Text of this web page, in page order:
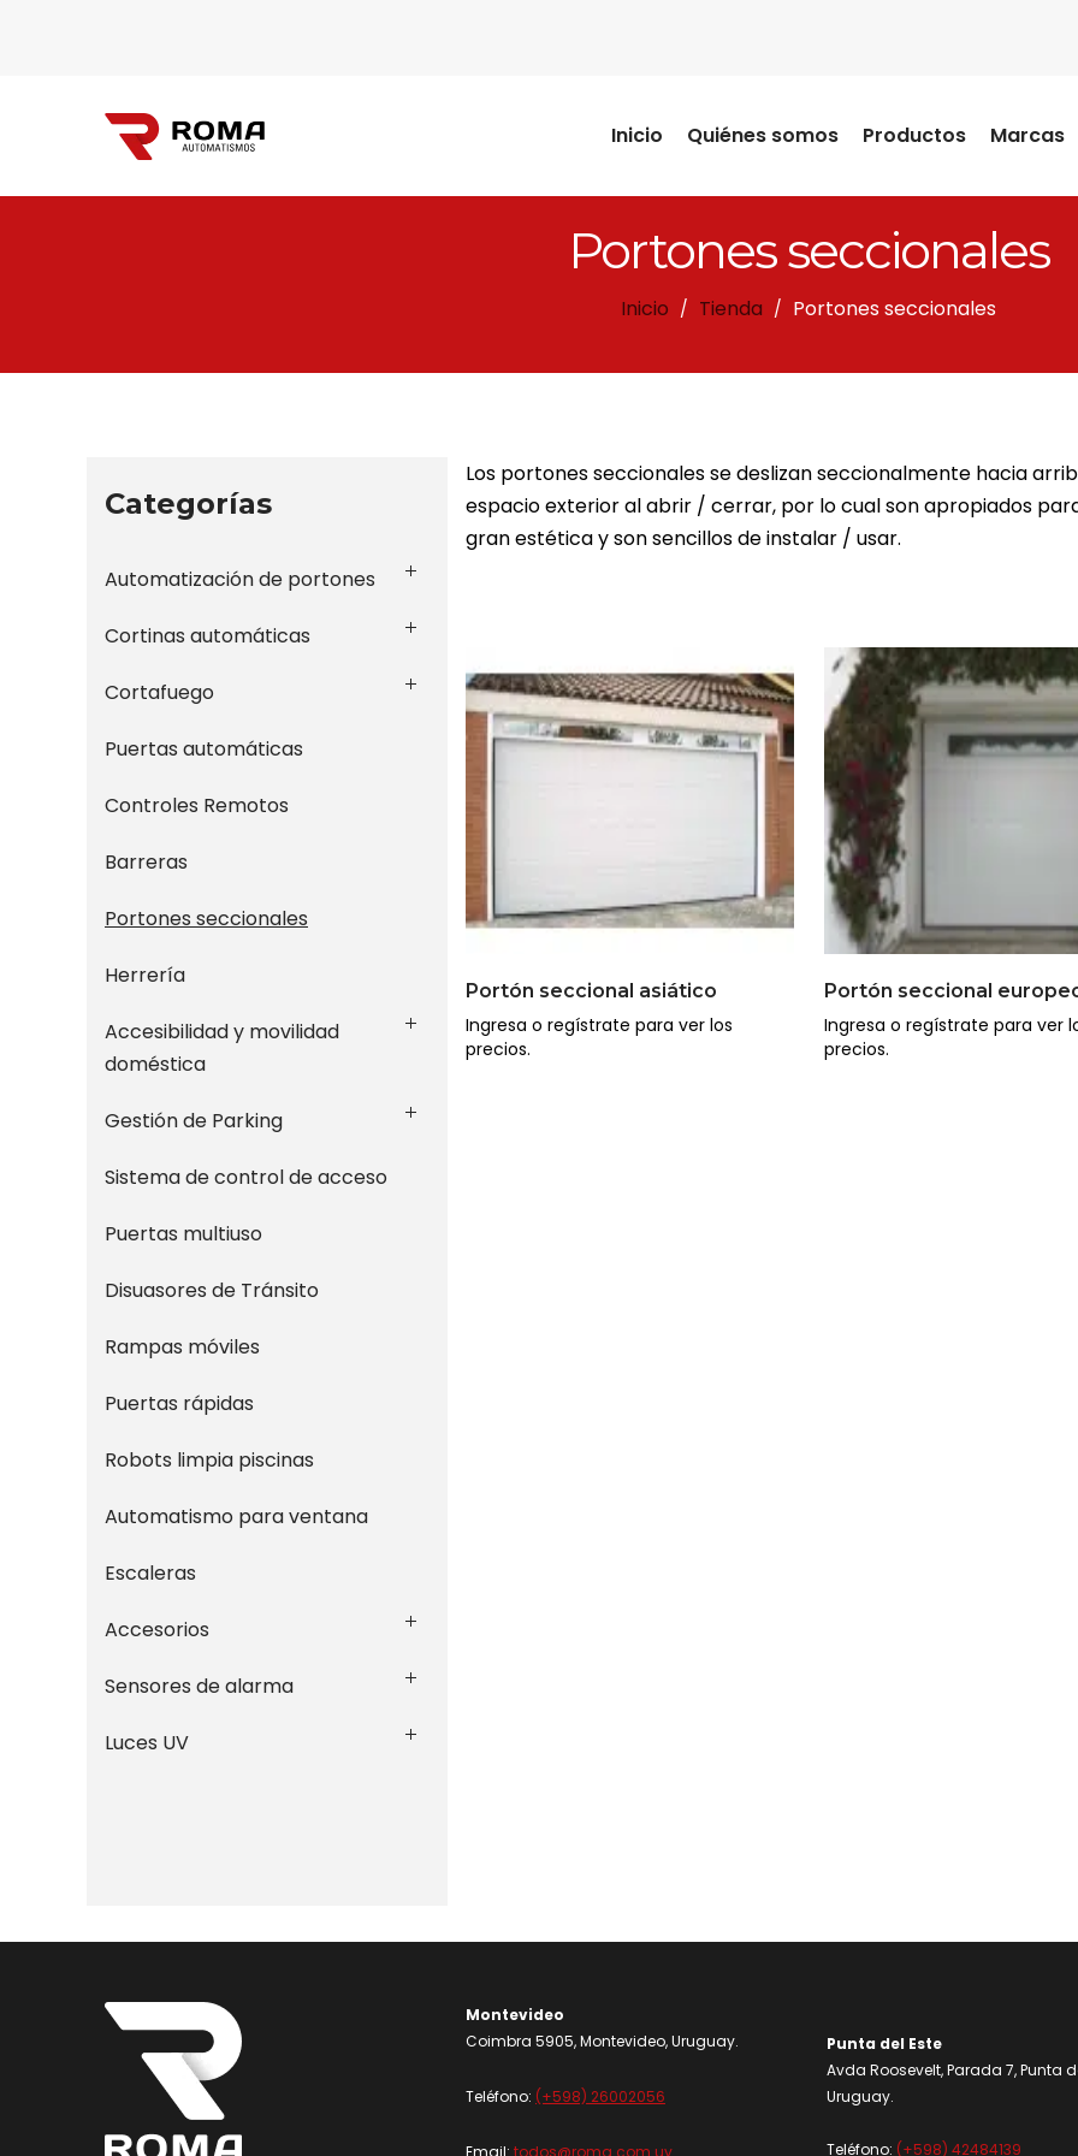
Roma
Inicio Quiénes somos Productos Marcas
Portones seccionales
Inicio / Tienda / Portones seccionales
Los portones seccionales se deslizan seccionalmente hacia
espacio exterior al abrir / cerrar, por lo cual son apropiados
gran estética y son sencillos de instalar / usar.
Portón seccional asiático
Ingresa o regístrate para ver los
precios.
Portón seccional
Ingresa o regístrate para ver
precios.
Categorías
Automatización de portones
Cortinas automáticas
Cortafuego
Puertas automáticas
Controles Remotos
Barreras
Portones seccionales
Herrería
Accesibilidad y movilidad
doméstica
Gestión de Parking
Sistema de control de acceso
Puertas multiuso
Disuasores de Tránsito
Rampas móviles
Puertas rápidas
Robots limpia piscinas
Automatismo para ventana
Escaleras
Accesorios
Sensores de alarma
Luces UV
Montevideo
Coimbra 5905, Montevideo, Uruguay.
Teléfono: (+598) 26002056
Email: todos@roma.com.uy
Punta del Este
Avda Roosevelt, Parada 7, Punta
Uruguay.
Teléfono: (+598) 42484139